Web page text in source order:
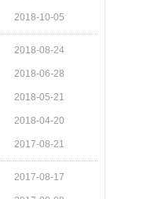
2018-10-05
2018-08-24
2018-06-28
2018-05-21
2018-04-20
2017-08-21
2017-08-17